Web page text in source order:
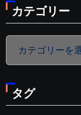
カテゴリー
カ
リ
ー
タグ